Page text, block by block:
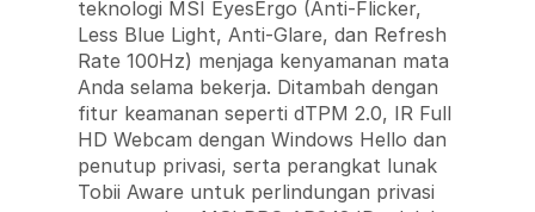
teknologi MSI EyesErgo (Anti-Flicker,
Less Blue Light, Anti-Glare, dan Refresh
Rate 100Hz) menjaga kenyamanan mata
Anda selama bekerja. Ditambah dengan
fitur keamanan seperti dTPM 2.0, IR Full
HD Webcam dengan Windows Hello dan
penutup privasi, serta perangkat lunak
Tobii Aware untuk perlindungan privasi